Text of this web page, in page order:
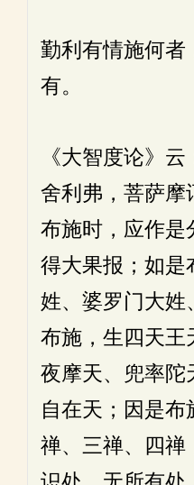
勤利有情施何者
有。
《大智度论》
舍利弗，菩萨摩
布施时，应作是
得大果报；如是
姓、婆罗门大姓
布施，生四天王
夜摩天、兜率陀
自在天；因是
禅、三禅、四禅